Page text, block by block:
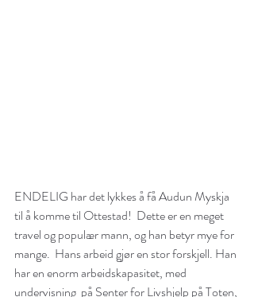
ENDELIG har det lykkes å få Audun Myskja
til å komme til Ottestad!  Dette er en meget
travel og populær mann, og han betyr mye for
mange.  Hans arbeid gjør en stor forskjell. Han
har en enorm arbeidskapasitet, med
undervisning  på Senter for Livshjelp på Toten,